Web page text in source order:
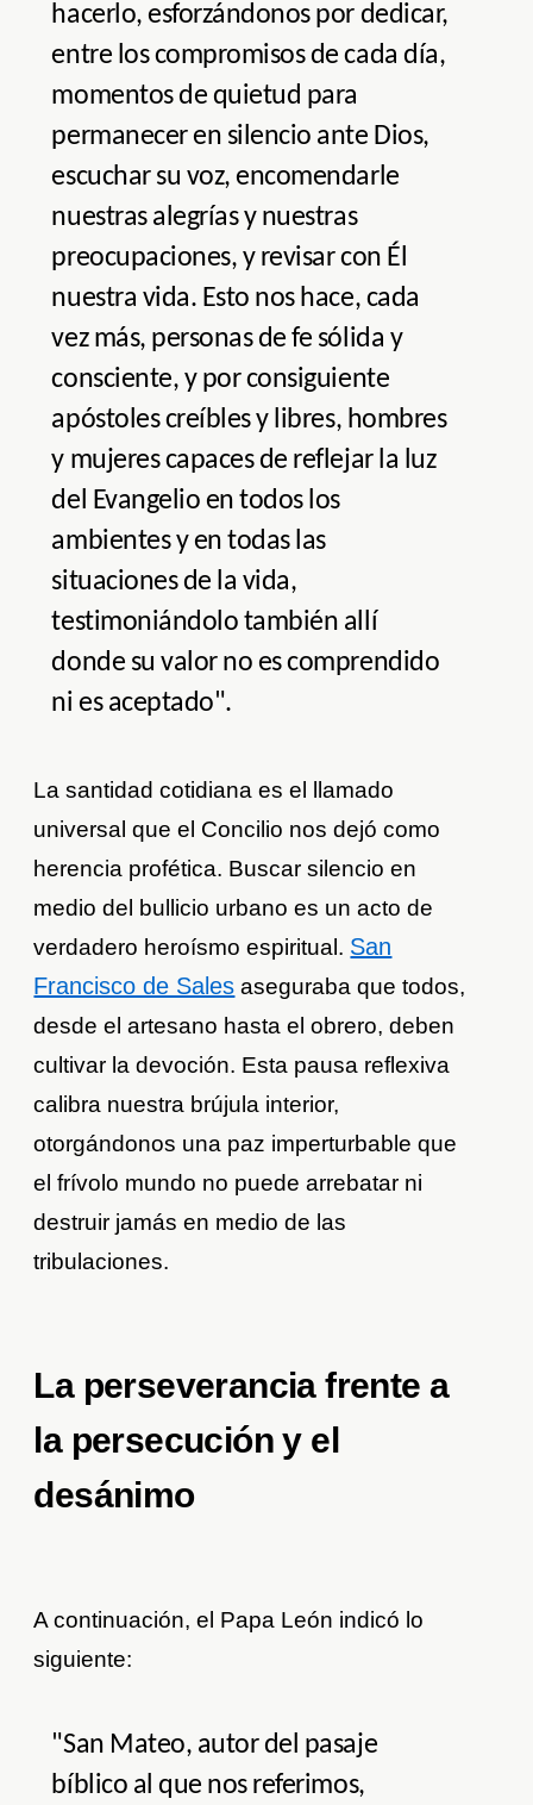
hacerlo, esforzándonos por dedicar,
entre los compromisos de cada día,
momentos de quietud para
permanecer en silencio ante Dios,
escuchar su voz, encomendarle
nuestras alegrías y nuestras
preocupaciones, y revisar con Él
nuestra vida. Esto nos hace, cada
vez más, personas de fe sólida y
consciente, y por consiguiente
apóstoles creíbles y libres, hombres
y mujeres capaces de reflejar la luz
del Evangelio en todos los
ambientes y en todas las
situaciones de la vida,
testimoniándolo también allí
donde su valor no es comprendido
ni es aceptado".
La santidad cotidiana es el llamado
universal que el Concilio nos dejó como
herencia profética. Buscar silencio en
medio del bullicio urbano es un acto de
verdadero heroísmo espiritual. San
Francisco de Sales aseguraba que todos,
desde el artesano hasta el obrero, deben
cultivar la devoción. Esta pausa reflexiva
calibra nuestra brújula interior,
otorgándonos una paz imperturbable que
el frívolo mundo no puede arrebatar ni
destruir jamás en medio de las
tribulaciones.
La perseverancia frente a
la persecución y el
desánimo
A continuación, el Papa León indicó lo
siguiente:
"San Mateo, autor del pasaje
bíblico al que nos referimos,